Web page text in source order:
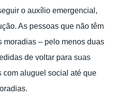
o auxílio emergencial,
As pessoas que não têm
moradias – pelo menos duas
de voltar para suas
com aluguel social até que